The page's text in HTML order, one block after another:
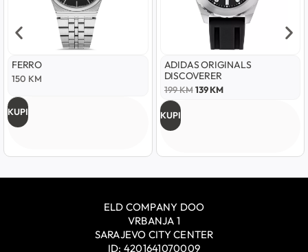
FERRO
150 KM
KUPI
ADIDAS ORIGINALS
DISCOVERER
199KM 139KM
KUPI
ELD COMPANY DOO
VRBANJA 1
SARAJEVO CITY CENTER
ID: 4201641070009